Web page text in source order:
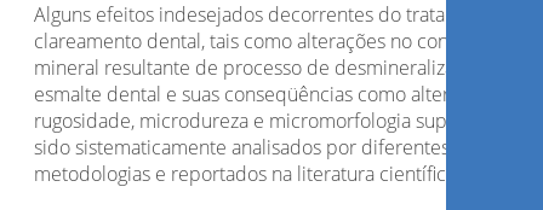
Alguns efeitos indesejados decorrentes do tratamento de
clareamento dental, tais como alterações no conteúdo
mineral resultante de processo de desmineralização do
esmalte dental e suas conseqüências como alteração de
rugosidade, microdureza e micromorfologia superficial,
sido sistematicamente analisados por diferentes
metodologias e reportados na literatura científica.